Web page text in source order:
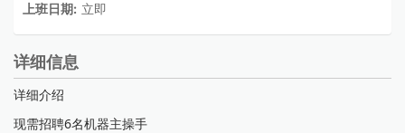
上班日期: 立即
详细信息
详细介绍
现需招聘6名机器主操手